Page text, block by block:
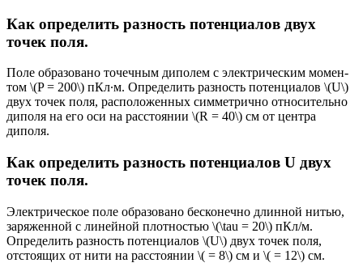
Как определить разность потенциалов двух
точек поля.
Поле образовано точечным диполем с электрическим момен­
том \(P = 200\) пКл∙м. Определить разность потенциалов \(U\)
двух точек поля, расположенных симметрично относительно
диполя на его оси на расстоянии \(R = 40\) см от центра
диполя.
Как определить разность потенциалов U двух
точек поля.
Электрическое поле образовано бесконечно длинной нитью,
заряженной с линейной плотностью \(\tau = 20\) пКл/м.
Определить раз­ность потенциалов \(U\) двух точек поля,
отстоящих от нити на рас­стоянии \( = 8\) см и \( = 12\) см.